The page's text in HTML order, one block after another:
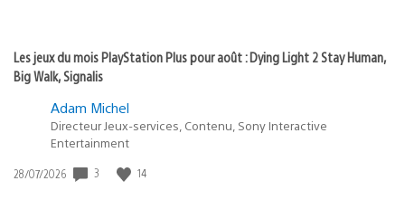
Les jeux du mois PlayStation Plus pour août : Dying Light 2 Stay Human,
Big Walk, Signalis
Adam Michel
Directeur Jeux-services, Contenu, Sony Interactive
Entertainment
Date
28/07/2026 3 14